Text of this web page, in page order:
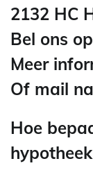
2132 HC
Bel ons
Meer
Of mail
Hoe